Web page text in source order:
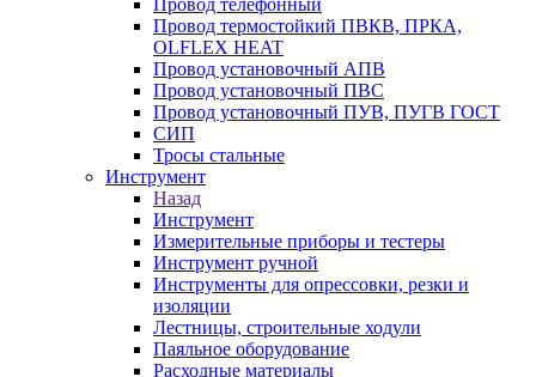
Провод телефонный
Провод термостойкий ПВКВ, ПРКА,
OLFLEX HEAT
Провод установочный АПВ
Провод установочный ПВС
Провод установочный ПУВ, ПУГВ ГОСТ
СИП
Тросы стальные
Инструмент
Назад
Инструмент
Измерительные приборы и тестеры
Инструмент ручной
Инструменты для опрессовки, резки и
изоляции
Лестницы, строительные ходули
Паяльное оборудование
Расходные материалы